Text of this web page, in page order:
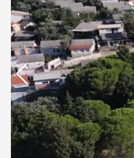
DETALJNIJE